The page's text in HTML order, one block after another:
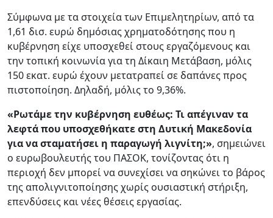
Σύμφωνα με τα στοιχεία των Επιμελητηρίων, από τα
1,61 δισ. ευρώ δημόσιας χρηματοδότησης που η
κυβέρνηση είχε υποσχεθεί στους εργαζόμενους και
την τοπική κοινωνία για τη Δίκαιη Μετάβαση, μόλις
150 εκατ. ευρώ έχουν μετατραπεί σε δαπάνες προς
πιστοποίηση. Δηλαδή, μόλις το 9,36%.
«Ρωτάμε την κυβέρνηση ευθέως: Τι απέγιναν τα
λεφτά που υποσχεθήκατε στη Δυτική Μακεδονία
για να σταματήσει η παραγωγή λιγνίτη;», σημειώνει
ο ευρωβουλευτής του ΠΑΣΟΚ, τονίζοντας ότι η
περιοχή δεν μπορεί να συνεχίσει να σηκώνει το βάρος
της απολιγνιτοποίησης χωρίς ουσιαστική στήριξη,
επενδύσεις και νέες θέσεις εργασίας.